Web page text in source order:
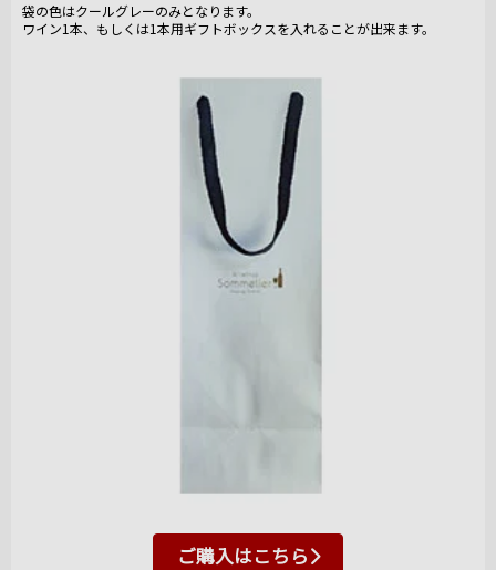
袋の色はクールグレーのみとなります。
ワイン1本、もしくは1本用ギフトボックスを入れることが出来ます。
ご購入はこちら